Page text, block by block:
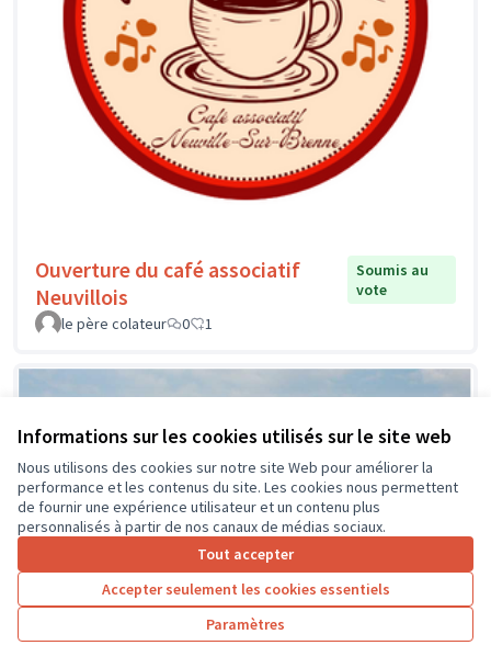
Informations sur les cookies utilisés sur le site web
Nous utilisons des cookies sur notre site Web pour améliorer la
performance et les contenus du site. Les cookies nous permettent
de fournir une expérience utilisateur et un contenu plus
personnalisés à partir de nos canaux de médias sociaux.
Tout accepter
Accepter seulement les cookies essentiels
Paramètres
Ouverture du café associatif
Neuvillois
Soumis au
vote
le père colateur
0 1